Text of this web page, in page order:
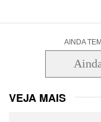
AINDA
VEJA MAIS